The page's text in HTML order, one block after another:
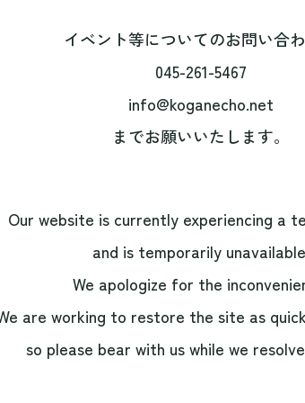
イベント等についてのお問い合
045-261-5467
info@koganecho.net
までお願いいたします。
Our website is currently experiencing a
and is temporarily
We apologize for the
are working to restore the site as
so please bear with us while we